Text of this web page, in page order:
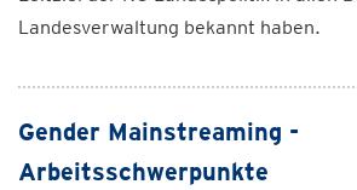
Landesverwaltung bekannt haben.
Gender Mainstreaming -
Arbeitsschwerpunkte